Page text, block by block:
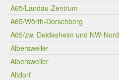
A65/Landau-Zentrum
A65/Wörth-Dorschberg
A65/zw. Deidesheim und NW-Nord
Albersweiler
Albersweiler
Altdorf